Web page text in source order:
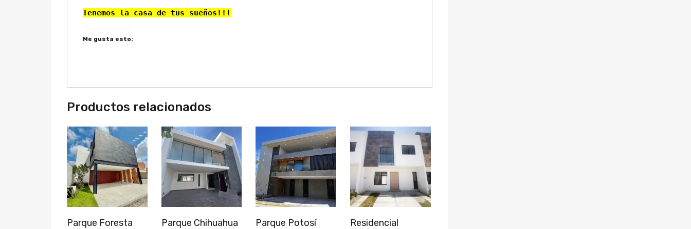
Tenemos la casa de tus sueños!!!
Me gusta esto:
Productos relacionados
Parque Foresta
Parque Chihuahua
Parque Potosí
Residencial